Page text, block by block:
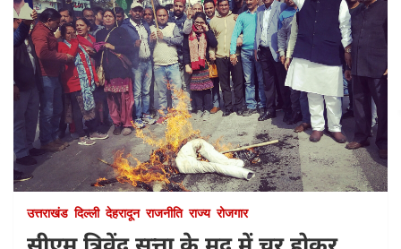
उत्तराखंड दिल्ली देहरादून राजनीति राज्य रोजगार